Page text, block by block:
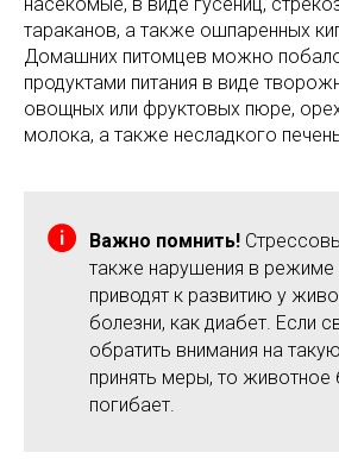
тараканов, а также ошпаренных
Домашних питомцев можно
продуктами питания в виде
овощных или фруктовых пюре,
молока, а также несладкого
Важно помнить!
также нарушения в режиме
приводят к развитию у
болезни, как диабет. Если
обратить внимания на
принять меры, то животное
погибает.